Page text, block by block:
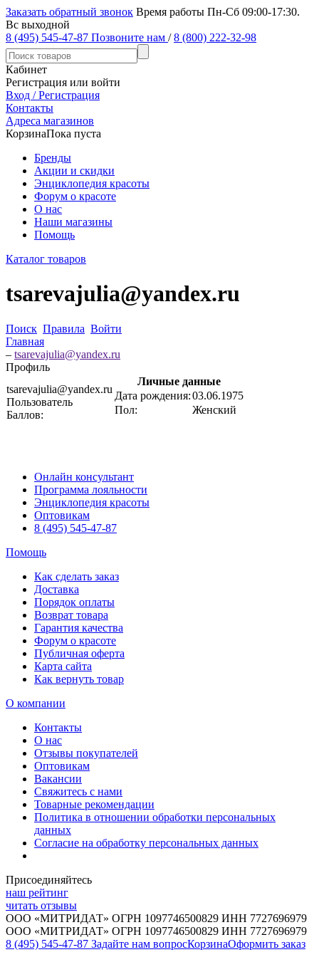
Заказать обратный звонок Время работы Пн-Сб 09:00-17:30.
Вс выходной
8 (495) 545-47-87 Позвоните нам / 8 (800) 222-32-98
Кабинет
Регистрация или войти
Вход / Регистрация
Контакты
Адреса магазинов
КорзинаПока пуста
Бренды
Акции и скидки
Энциклопедия красоты
Форум о красоте
О нас
Наши магазины
Помощь
Каталог товаров
tsarevajulia@yandex.ru
Поиск Правила Войти
Главная
– tsarevajulia@yandex.ru
Профиль
tsarevajulia@yandex.ru
Пользователь
Баллов:
Личные данные
Дата рождения:03.06.1975
Пол:
Женский
Онлайн консультант
Программа лояльности
Энциклопедия красоты
Оптовикам
8 (495) 545-47-87
Помощь
Как сделать заказ
Доставка
Порядок оплаты
Возврат товара
Гарантия качества
Форум о красоте
Публичная оферта
Карта сайта
Как вернуть товар
О компании
Контакты
О нас
Отзывы покупателей
Оптовикам
Вакансии
Свяжитесь с нами
Товарные рекомендации
Политика в отношении обработки персональных
данных
Согласие на обработку персональных данных
Присоединяйтесь
наш рейтинг
читать отзывы
ООО «МИТРИДАТ» ОГРН 1097746500829 ИНН 7727696979
ООО «МИТРИДАТ» ОГРН 1097746500829 ИНН 7727696979
8 (495) 545-47-87 Задайте нам вопросКорзинаОформить заказ